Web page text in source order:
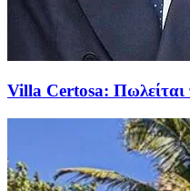
Villa Certosa: Πωλείται